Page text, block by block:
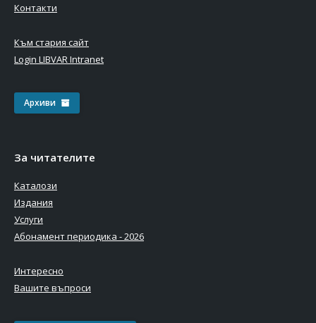
Контакти
Към стария сайт
Login LIBVAR Intranet
Архиви
За читателите
Каталози
Издания
Услуги
Абонамент периодика - 2026
Интересно
Вашите въпроси